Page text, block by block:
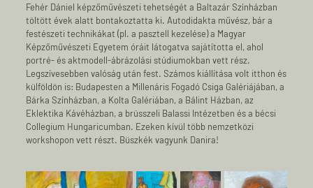
Fehér Dániel képzőművészeti tehetségét a Baltazár Színházban
töltött évek alatt bontakoztatta ki. Autodidakta művész, bár a
festészeti technikákat (pl. a pasztell kezelése) a Magyar
Képzőművészeti Egyetem óráit látogatva sajátította el, ahol
portré- és aktmodell-ábrázolási stúdiumokban vett rész.
Legszívesebben valóság után fest. Számos kiállítása volt itthon és
külföldön is: Budapesten a Millenáris Fogadó Csiga Galériájában, a
Bárka Színházban, a Kolta Galériában, a Bálint Házban, az
Eklektika Kávéházban, a brüsszeli Balassi Intézetben és a bécsi
Collegium Hungaricumban. Ezeken kívül több nemzetközi
workshopon vett részt. Büszkék vagyunk Danira!